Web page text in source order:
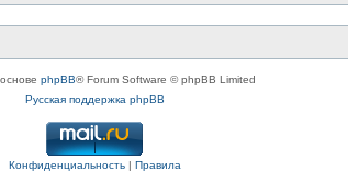
phpBB® Forum Software © phpBB Limited
Русская поддержка phpBB
Конфиденциальность| Правила